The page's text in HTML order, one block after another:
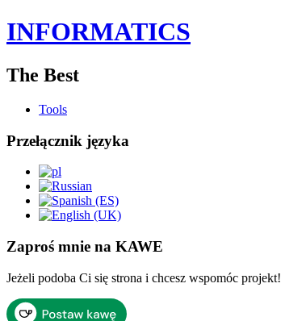
INFORMATICS
The Best
Tools
Przełącznik języka
Zaproś mnie na KAWE
Jeżeli podoba Ci się strona i chcesz wspomóc projekt!